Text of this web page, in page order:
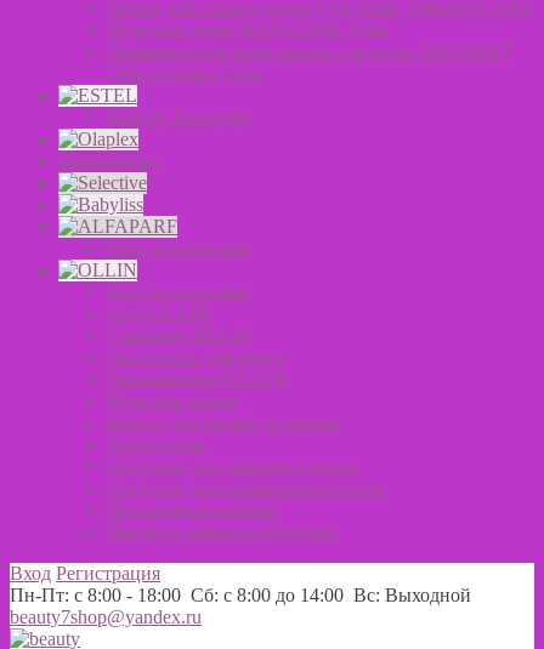
Линия для тонких волос VOLUME Tefia MYCARE
Мужская серия MAN.CODE Tefia
Перманентная крем-краска для волос MYPOINT
(104 оттенка) Tefia
Estel by Babayaga
Антисептик
Уход за волосами
Уход за волосами
Уход OLLIN
Стайлинг OLLIN
Оксиданты для волос
Окрашивание OLLIN
Мужская линия
Краска для бровей и ресниц
Аксессуары
Средства для стайлинга волос
Средства для окрашивания волос
Подарочные наборы
Пигмент прямого действия
Вход Регистрация
Пн-Пт: с 8:00 - 18:00 Сб: с 8:00 до 14:00 Вс: Выходной
beauty7shop@yandex.ru
Перейти
Перейти